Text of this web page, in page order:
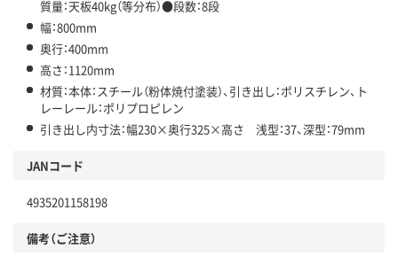
質量：天板40kg（等分布）●段数：8段
幅：800mm
奥行：400mm
高さ：1120mm
材質：本体：スチール（粉体焼付塗装）、引き出し：ポリスチレン、ト
レーレール：ポリプロピレン
引き出し内寸法：幅230×奥行325×高さ 浅型：37、深型：79mm
JANコード
4935201158198
備考（ご注意）